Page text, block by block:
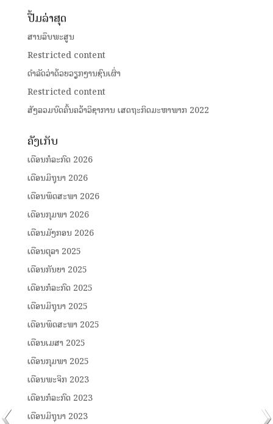
ປື້ມລ່າສຸດ
ສານລຶບພະສູນ
Restricted content
ດໍາລັດວ່າດ້ວຍວຽກງານຊົນເຜົ່າ
Restricted content
ສັງລວມບົດຄົ້ນຄວ້າວິຊາການ ເສດຖະກິດມະຫາພາກ 2022
ຄັງເກັບ
ເດືອນກໍລະກົດ 2026
ເດືອນມິຖຸນາ 2026
ເດືອນພຶດສະພາ 2026
ເດືອນກຸມພາ 2026
ເດືອນມັງກອນ 2026
ເດືອນຕຸລາ 2025
ເດືອນກັນຍາ 2025
ເດືອນກໍລະກົດ 2025
ເດືອນມິຖຸນາ 2025
ເດືອນພຶດສະພາ 2025
ເດືອນເມສາ 2025
ເດືອນກຸມພາ 2025
ເດືອນພະຈິກ 2023
ເດືອນກໍລະກົດ 2023
ເດືອນມິຖຸນາ 2023